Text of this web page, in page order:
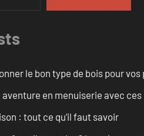
le bon type de bois pour
en menuiserie avec
: tout ce qu’il faut savoir